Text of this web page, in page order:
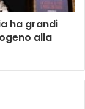
ha grandi
alla